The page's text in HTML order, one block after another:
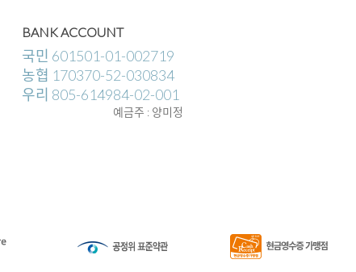
BANK ACCOUNT
국민 601501-01-002719
농협 170370-52-030834
우리 805-614984-02-001
예금주 : 양미정